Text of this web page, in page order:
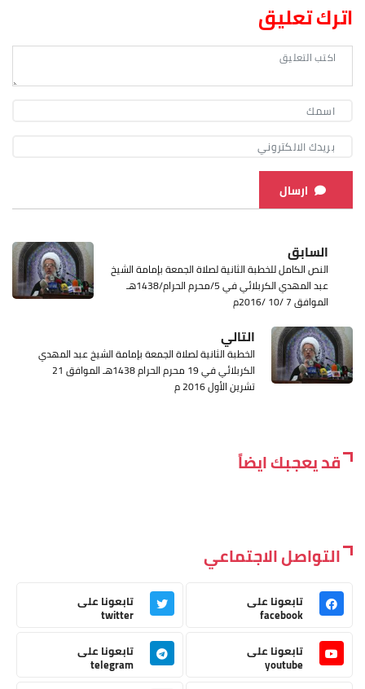
اترك تعليق
ارسال
السابق
النص الكامل للخطبة الثانية لصلاة الجمعة بإمامة الشيخ
عبد المهدي الكربلائي في 5/محرم الحرام/1438هـ
الموافق 7 /10 /2016م
التالي
الخطبة الثانية لصلاة الجمعة بإمامة الشيخ عبد المهدي
الكربلائي في 19 محرم الحرام 1438هـ الموافق 21
تشرين الأول 2016 م
قد يعجبك ايضاً
التواصل الاجتماعي
تابعونا على
facebook
تابعونا على
twitter
تابعونا على
youtube
تابعونا على
telegram